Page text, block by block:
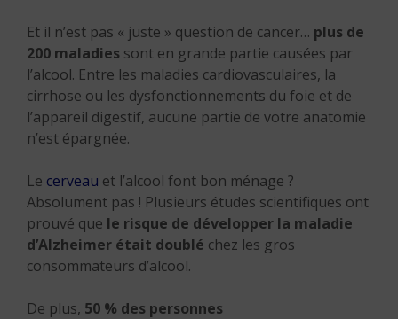
Et il n’est pas « juste » question de cancer… plus de
200 maladies sont en grande partie causées par
l’alcool. Entre les maladies cardiovasculaires, la
cirrhose ou les dysfonctionnements du foie et de
l’appareil digestif, aucune partie de votre anatomie
n’est épargnée.
Le cerveau et l’alcool font bon ménage ?
Absolument pas ! Plusieurs études scientifiques ont
prouvé que le risque de développer la maladie
d’Alzheimer était doublé chez les gros
consommateurs d’alcool.
De plus, 50 % des personnes